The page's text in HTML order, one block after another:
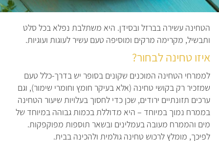
הטחינה עשירה בברזל ובסידן. היא משתלבת נפלא בכל סלט
ותבשיל, מקרימה מרקים ומוסיפה טעם עשיר לעוגות ועוגיות.
איזו טחינה לבחור?
לממרחי הטחינה המוכנים שקונים בסופר יש בדרך-כלל טעם
שמזכיר רק בקושי טחינה (אלא בעיקר חומץ וחומרי שימור), וגם
ערכים תזונתיים ירודים, שכן כדי לחסוך בעלויות שיעור הטחינה
בממרח נמוך במיוחד – היא מדוללת בכמות גבוהה במיוחד של
מים והממרח מעובה בעמלינים ובשאר תוספות מפוקפקות.
לפיכך, מומלץ לרכוש טחינה גולמית ולהכינה בבית.